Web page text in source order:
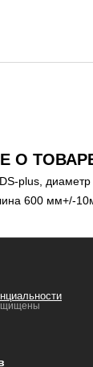
О
plus,
600 мм+/-